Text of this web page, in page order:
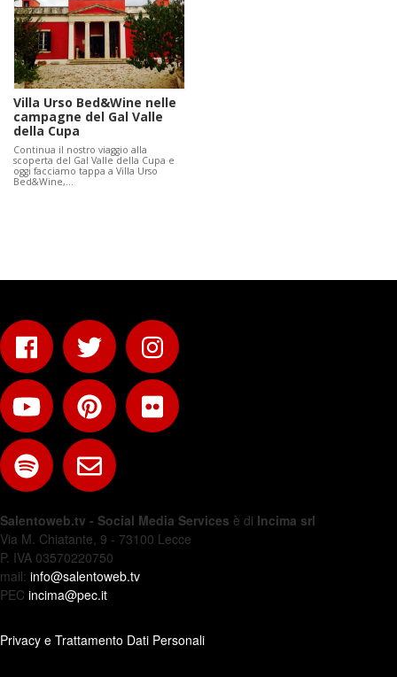
Villa Urso Bed&Wine nelle
campagne del Gal Valle
della Cupa
Continua il nostro viaggio alla
scoperta del Gal Valle della Cupa e
oggi facciamo tappa a Villa Urso
Bed&Wine,…
Salentoweb.tv - Social Media Services è di Incima srl
Via M. Chiatante, 9 - 73100 Lecce
P. IVA 03570220750
mail: info@salentoweb.tv
PEC incima@pec.it
Privacy e Trattamento Dati Personali